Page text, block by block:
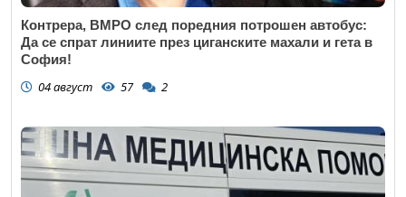
Контрера, ВМРО след поредния потрошен автобус:
Да се спрат линиите през циганските махали и гета в
София!
04 август 57 2